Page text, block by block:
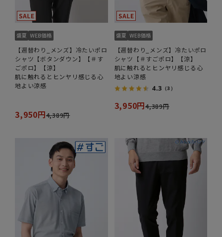
【週替わり_メンズ】冷たいポロ
シャツ【ボタンダウン】【＃す
ごポロ】【涼】
肌に触れるとヒンヤリ感じる心
地よい涼感
3,950円4,389円
【週替わり_メンズ】冷たいポロ
シャツ【＃すごポロ】【涼】
肌に触れるとヒンヤリ感じる心
地よい涼感
4.3 （3）
3,950円4,389円